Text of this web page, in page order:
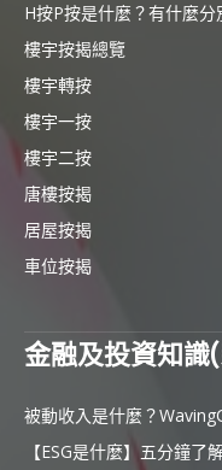
H按P按是什麼？有什麼分
樓宇按揭總覽
樓宇轉按
樓宇一按
樓宇二按
唐樓按揭
居屋按揭
車位按揭
金融及投資知識
被動收入是什麼？
【ESG是什麼】五分鐘了